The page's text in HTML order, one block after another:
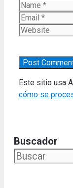
Name
Este sitio usa
cómo se
Buscador